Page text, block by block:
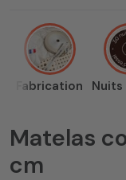
Fabrication Nuits
Matelas
cm